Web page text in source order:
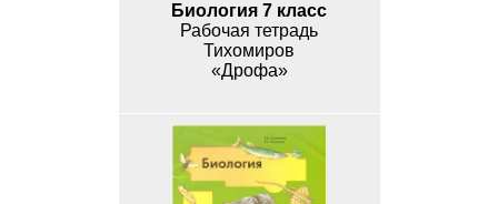
Биология 7 класс
Рабочая тетрадь
Тихомиров
«Дрофа»